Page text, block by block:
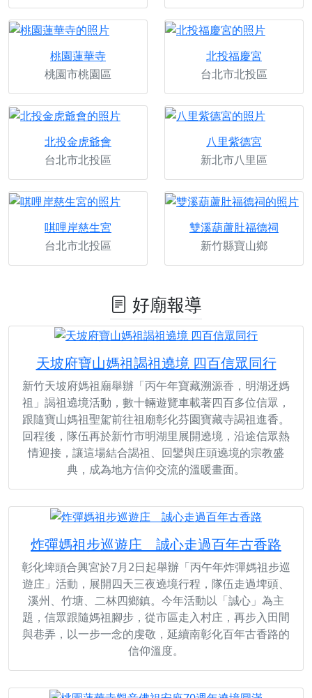
桃園蓮華寺
桃園市桃園區
北投福慶宮
台北市北投區
北投金虎爺會
台北市北投區
八里紫德宮
新北市八里區
唭哩岸慈生宮
台北市北投區
雙溪葫蘆肚福德祠
新竹縣寶山鄉
好廟報導
天坡府寶山媽祖謁祖遶境 四百信眾同行
新竹天坡府媽祖廟舉辦「丙午年寶藏溯源香，明湖迓媽
祖」謁祖遶境活動，數十輛遊覽車載著四百多位信眾，
跟隨寶山媽祖聖駕前往祖廟彰化芬園寶藏寺謁祖進香。
回程後，隊伍再於新竹市明湖里展開遶境，沿途信眾熱
情迎接，讓這場結合謁祖、回鑾與庄頭遶境的宗教盛
典，成為地方信仰交流的溫暖畫面。
炸彈媽祖步巡遊庄 誠心走過百年古香路
彰化埤頭合興宮於7月2日起舉辦「丙午年炸彈媽祖步巡
遊庄」活動，展開四天三夜遶境行程，隊伍走過埤頭、
溪州、竹塘、二林四鄉鎮。今年活動以「誠心」為主
題，信眾跟隨媽祖腳步，從市區走入村庄，再步入田間
與巷弄，以一步一念的虔敬，延續南彰化百年古香路的
信仰溫度。